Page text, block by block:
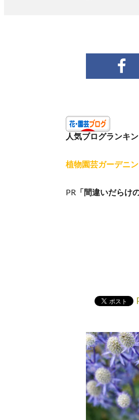
人気ブログランキ
植物園芸ガーデニ
PR 「間違いだらけ